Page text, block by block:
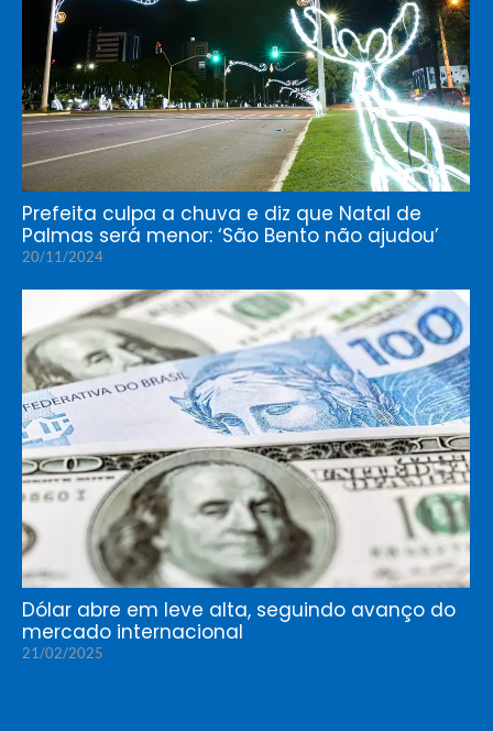
Prefeita culpa a chuva e diz que Natal de
Palmas será menor: ‘São Bento não ajudou’
20/11/2024
Dólar abre em leve alta, seguindo avanço do
mercado internacional
21/02/2025